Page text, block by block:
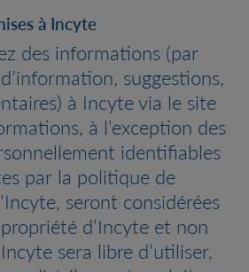
à Incyte
des informations (par
suggestions,
à Incyte via le site
à l’exception des
identifiables
par la politique de
seront considérées
d’Incyte et non
sera libre d’utiliser,